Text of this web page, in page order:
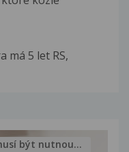
má 5 let RS,
být nutnou...